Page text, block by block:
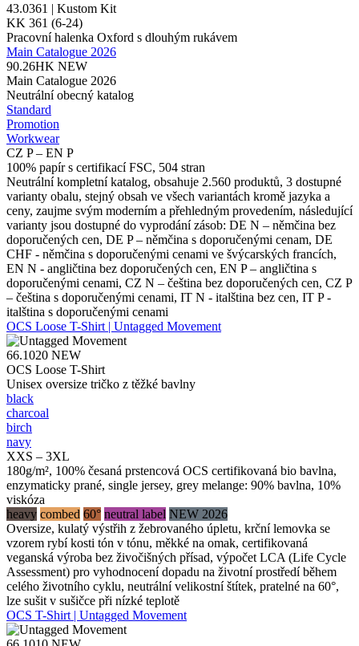
43.0361 | Kustom Kit
KK 361 (6-24)
Pracovní halenka Oxford s dlouhým rukávem
Main Catalogue 2026
90.26HK NEW
Main Catalogue 2026
Neutrální obecný katalog
Standard
Promotion
Workwear
CZ P – EN P
100% papír s certifikací FSC, 504 stran
Neutrální kompletní katalog, obsahuje 2.560 produktů, 3 dostupné
varianty obalu, stejný obsah ve všech variantách kromě jazyka a
ceny, zaujme svým moderním a přehledným provedením, následující
varianty jsou dostupné do vyprodání zásob: DE N – němčina bez
doporučených cen, DE P – němčina s doporučenými cenam, DE
CHF - němčina s doporučenými cenami ve švýcarských francích,
EN N - angličtina bez doporučených cen, EN P – angličtina s
doporučenými cenami, CZ N – čeština bez doporučených cen, CZ P
– čeština s doporučenými cenami, IT N - italština bez cen, IT P -
italština s doporučenými cenami
OCS Loose T-Shirt | Untagged Movement
66.1020 NEW
OCS Loose T-Shirt
Unisex oversize tričko z těžké bavlny
black
charcoal
birch
navy
XXS – 3XL
180g/m², 100% česaná prstencová OCS certifikovaná bio bavlna,
enzymaticky prané, single jersey, grey melange: 90% bavlna, 10%
viskóza
heavy combed 60° neutral label NEW 2026
Oversize, kulatý výstřih z žebrovaného úpletu, krční lemovka se
vzorem rybí kosti tón v tónu, měkké na omak, certifikovaná
veganská výroba bez živočišných přísad, výpočet LCA (Life Cycle
Assessment) pro vyhodnocení dopadu na životní prostředí během
celého životního cyklu, neutrální velikostní štítek, pratelné na 60°,
lze sušit v sušičce při nízké teplotě
OCS T-Shirt | Untagged Movement